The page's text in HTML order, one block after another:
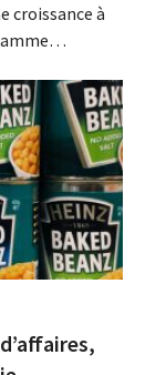
croissance à
devons saisir